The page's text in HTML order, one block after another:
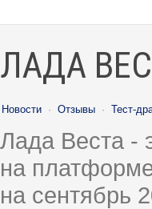
ЛАДА
Новости · Отзывы · Тест-
Лада Веста -
на
на сентябрь